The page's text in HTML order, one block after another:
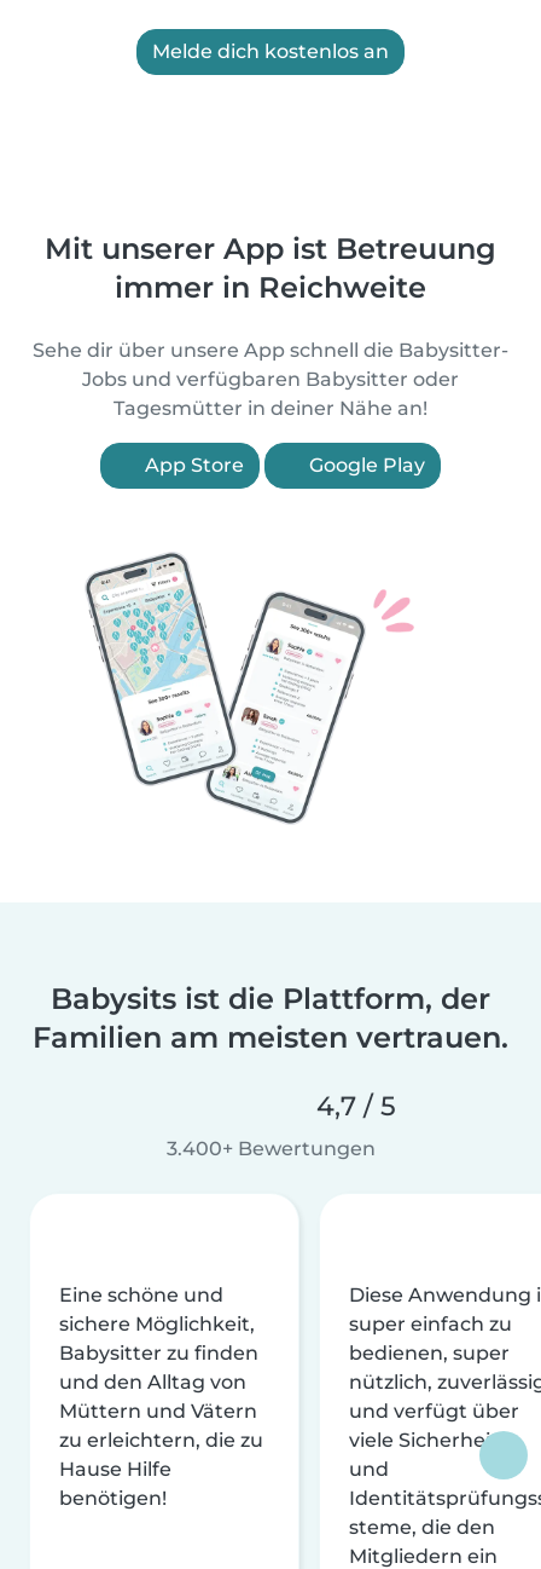
Melde dich kostenlos an
Mit unserer App ist Betreuung
immer in Reichweite
Sehe dir über unsere App schnell die Babysitter-
Jobs und verfügbaren Babysitter oder
Tagesmütter in deiner Nähe an!
App Store Google Play
Babysits ist die Plattform, der
Familien am meisten vertrauen.
4,7 / 5
3.400+ Bewertungen
Eine schöne und
sichere Möglichkeit,
Babysitter zu finden
und den Alltag von
Müttern und Vätern
zu erleichtern, die zu
Hause Hilfe
benötigen!
Diese Anwendung
super einfach zu
bedienen, super
nützlich,
und verfügt über
viele Sicherheits-
und
steme, die den
Mitgliedern ein